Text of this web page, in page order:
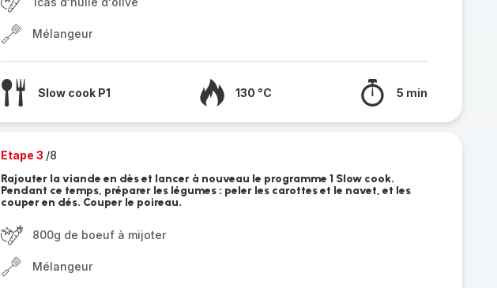
Mélangeur
Slow cook P1 130 °C 5 min
Etape 3 /8
Rajouter la viande en dès et lancer à nouveau le programme 1 Slow cook.
Pendant ce temps, préparer les légumes : peler les carottes et le navet, et les
couper en dés. Couper le poireau.
800g de boeuf à mijoter
Mélangeur